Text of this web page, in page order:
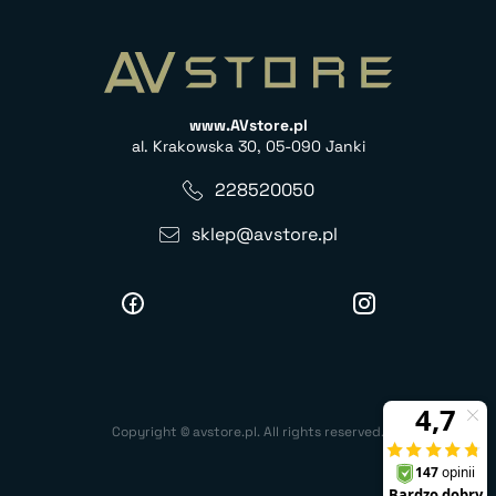
www.AVstore.pl
al. Krakowska 30, 05-090 Janki
228520050
sklep@avstore.pl
Copyright © avstore.pl. All rights reserved.